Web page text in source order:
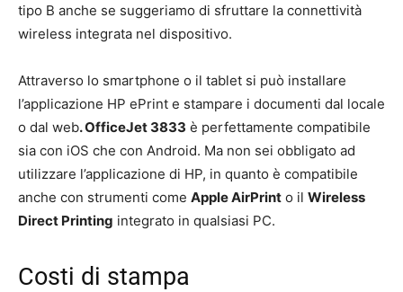
tipo B anche se suggeriamo di sfruttare la connettività
wireless integrata nel dispositivo.
Attraverso lo smartphone o il tablet si può installare
l’applicazione HP ePrint e stampare i documenti dal locale
o dal web. OfficeJet 3833 è perfettamente compatibile
sia con iOS che con Android. Ma non sei obbligato ad
utilizzare l’applicazione di HP, in quanto è compatibile
anche con strumenti come Apple AirPrint o il Wireless
Direct Printing integrato in qualsiasi PC.
Costi di stampa